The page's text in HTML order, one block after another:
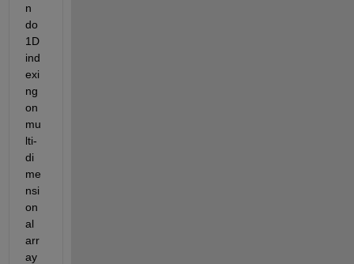
n
do
1D
ind
exi
ng
on
mu
lti-
di
me
nsi
on
al
arr
ay